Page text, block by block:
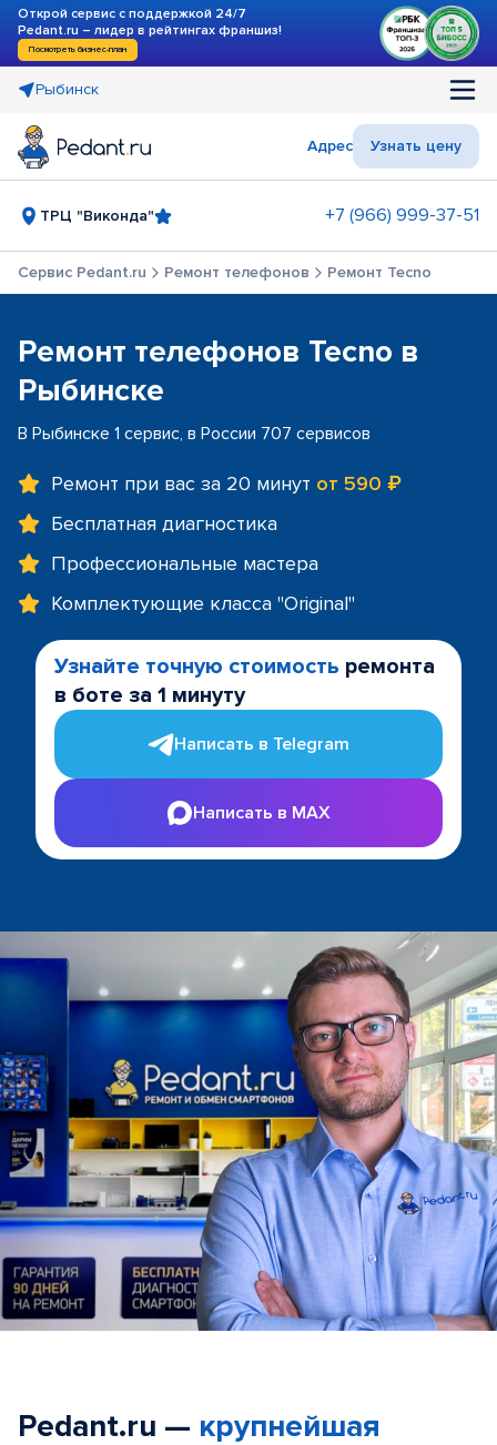
Открой сервис с поддержкой 24/7
Pedant.ru – лидер в рейтингах франшиз!
Посмотреть бизнес-план
Рыбинск
Адрес Узнать цену
ТРЦ "Виконда" +7 (966) 999-37-51
Сервис Pedant.ru Ремонт телефонов Ремонт Tecno
Ремонт телефонов Tecno в
Рыбинске
В Рыбинске 1 сервис, в России 707 сервисов
Ремонт при вас за 20 минут от 590 ₽
Бесплатная диагностика
Профессиональные мастера
Комплектующие класса "Original"
Узнайте точную стоимость ремонта
в боте за 1 минуту
Написать в Telegram
Написать в MAX
Pedant.ru — крупнейшая